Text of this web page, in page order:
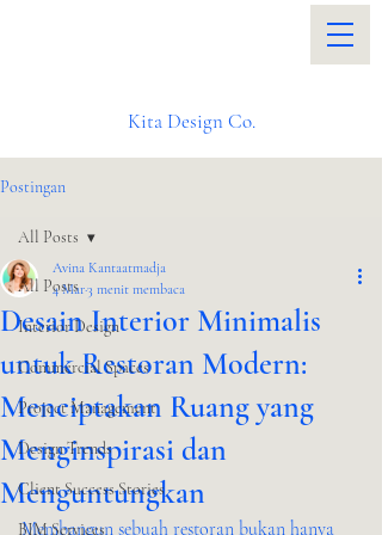
Kita Design Co.
Postingan
All Posts
Interior Design
Commercial Spaces
Project Management
Design Trends
Client Success Stories
BIM Services
All Posts
Desain Interior Minimalis
untuk Restoran Modern:
Menciptakan Ruang yang
Menginspirasi dan
Menguntungkan
Avina Kantaatmadja
4 Mar3 menit membaca
Membangun sebuah restoran bukan hanya